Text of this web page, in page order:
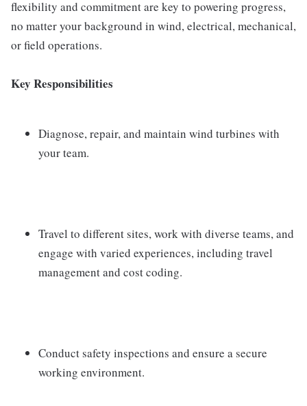
flexibility and commitment are key to powering progress,
no matter your background in wind, electrical, mechanical,
or field operations.
Key Responsibilities
Diagnose, repair, and maintain wind turbines with
your team.
Travel to different sites, work with diverse teams, and
engage with varied experiences, including travel
management and cost coding.
Conduct safety inspections and ensure a secure
working environment.